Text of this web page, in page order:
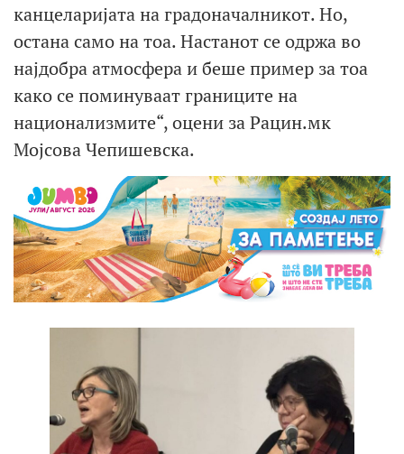
канцеларијата на градоначалникот. Но,
остана само на тоа. Настанот се одржа во
најдобра атмосфера и беше пример за тоа
како се поминуваат границите на
национализмите“, оцени за Рацин.мк
Мојсова Чепишевска.